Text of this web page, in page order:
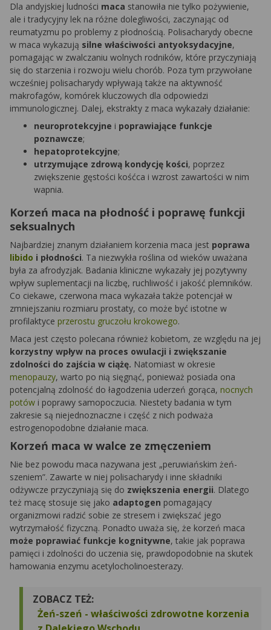
Dla andyjskiej ludności maca stanowiła nie tylko pożywienie,
ale i tradycyjny lek na różne dolegliwości, zaczynając od
reumatyzmu po problemy z płodnością. Polisacharydy obecne
w maca wykazują silne właściwości antyoksydacyjne,
pomagając w zwalczaniu wolnych rodników, które przyczyniają
się do starzenia i rozwoju wielu chorób. Poza tym przywołane
wcześniej polisacharydy wpływają także na aktywność
makrofagów, komórek kluczowych dla odpowiedzi
immunologicznej. Dalej, ekstrakty z maca wykazały działanie:
neuroprotekcyjne i poprawiające funkcje
poznawcze;
hepatoprotekcyjne;
utrzymujące zdrową kondycję kości, poprzez
zwiększenie gęstości kośćca i wzrost zawartości w nim
wapnia.
Korzeń maca na płodność i poprawę funkcji
seksualnych
Najbardziej znanym działaniem korzenia maca jest poprawa
libido i płodności. Ta niezwykła roślina od wieków uważana
była za afrodyzjak. Badania kliniczne wykazały jej pozytywny
wpływ suplementacji na liczbę, ruchliwość i jakość plemników.
Co ciekawe, czerwona maca wykazała także potencjał w
zmniejszaniu rozmiaru prostaty, co może być istotne w
profilaktyce przerostu gruczołu krokowego.
Maca jest często polecana również kobietom, ze względu na jej
korzystny wpływ na proces owulacji i zwiększanie
zdolności do zajścia w ciążę. Natomiast w okresie
menopauzy, warto po nią sięgnąć, ponieważ posiada ona
potencjalną zdolność do łagodzenia uderzeń gorąca, nocnych
potów i poprawy samopoczucia. Niestety badania w tym
zakresie są niejednoznaczne i część z nich podważa
estrogenopodobne działanie maca.
Korzeń maca w walce ze zmęczeniem
Nie bez powodu maca nazywana jest „peruwiańskim żeń-
szeniem”. Zawarte w niej polisacharydy i inne składniki
odżywcze przyczyniają się do zwiększenia energii. Dlatego
też macę stosuje się jako adaptogen pomagający
organizmowi radzić sobie ze stresem i zwiększać jego
wytrzymałość fizyczną. Ponadto uważa się, że korzeń maca
może poprawiać funkcje kognitywne, takie jak poprawa
pamięci i zdolności do uczenia się, prawdopodobnie na skutek
hamowania enzymu acetylocholinoesterazy.
ZOBACZ TEŻ:
Żeń-szeń - właściwości zdrowotne korzenia